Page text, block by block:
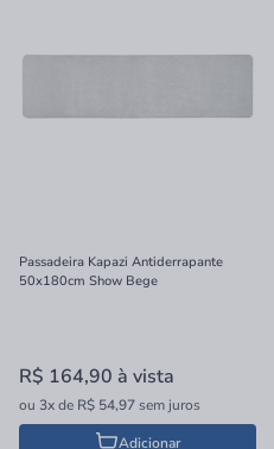
Passadeira Kapazi Antiderrapante
50x180cm Show Bege
R$ 164,90 à vista
ou 3xde R$ 54,97sem juros
Adicionar